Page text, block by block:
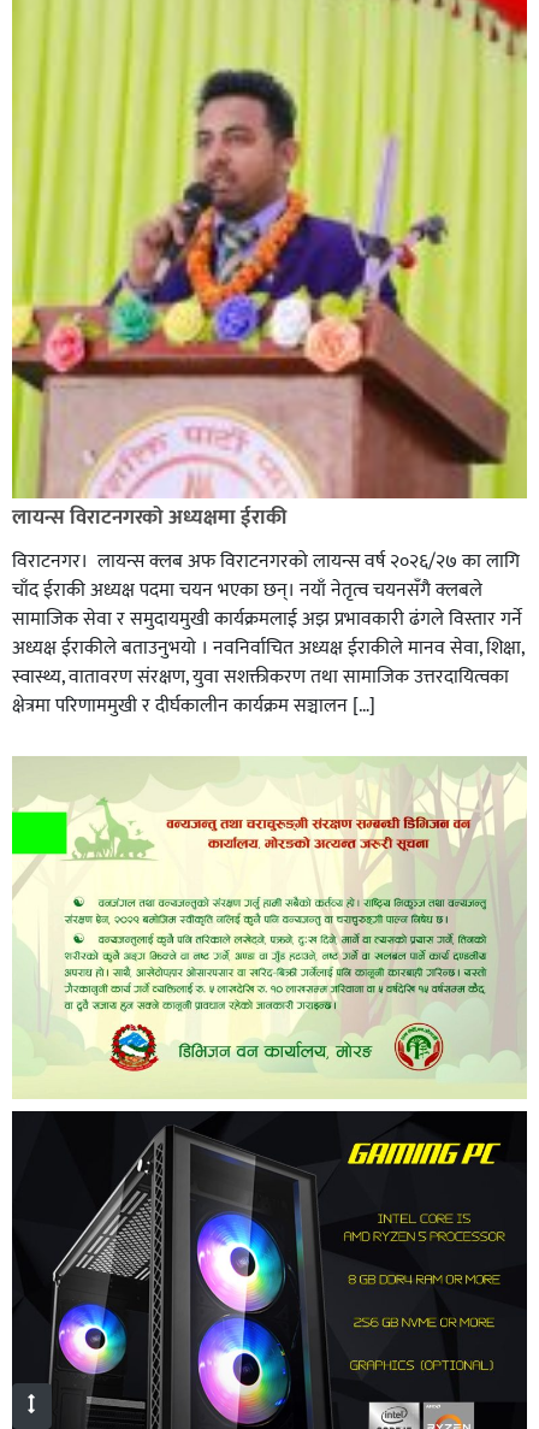
लायन्स विराटनगरको अध्यक्षमा ईराकी
विराटनगर। लायन्स क्लब अफ विराटनगरको लायन्स वर्ष २०२६/२७ का लागि
चाँद ईराकी अध्यक्ष पदमा चयन भएका छन्। नयाँ नेतृत्व चयनसँगै क्लबले
सामाजिक सेवा र समुदायमुखी कार्यक्रमलाई अझ प्रभावकारी ढंगले विस्तार गर्ने
अध्यक्ष ईराकीले बताउनुभयो । नवनिर्वाचित अध्यक्ष ईराकीले मानव सेवा, शिक्षा,
स्वास्थ्य, वातावरण संरक्षण, युवा सशक्तीकरण तथा सामाजिक उत्तरदायित्वका
क्षेत्रमा परिणाममुखी र दीर्घकालीन कार्यक्रम सञ्चालन […]